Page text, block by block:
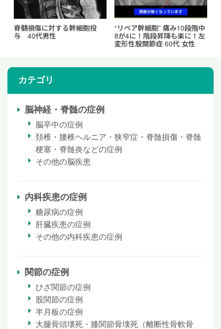
脊髄損傷に対する幹細胞投
与 40代男性
“リペア幹細胞” 痛み10段階中
8が4に！階段昇降も楽に！左
変形性股関節症 60代 女性
カテゴリ
脳神経・脊髄の症例
脳卒中の症例
頚椎・腰椎ヘルニア・狭窄症・脊髄損傷・脊髄
梗塞・脊髄炎などの症例
その他の脳疾患
内科疾患の症例
糖尿病の症例
肝臓疾患の症例
その他の内科疾患の症例
関節の症例
ひざ関節の症例
股関節の症例
半月板の症例
大腿骨頭壊死・膝関節骨壊死（離断性骨軟骨